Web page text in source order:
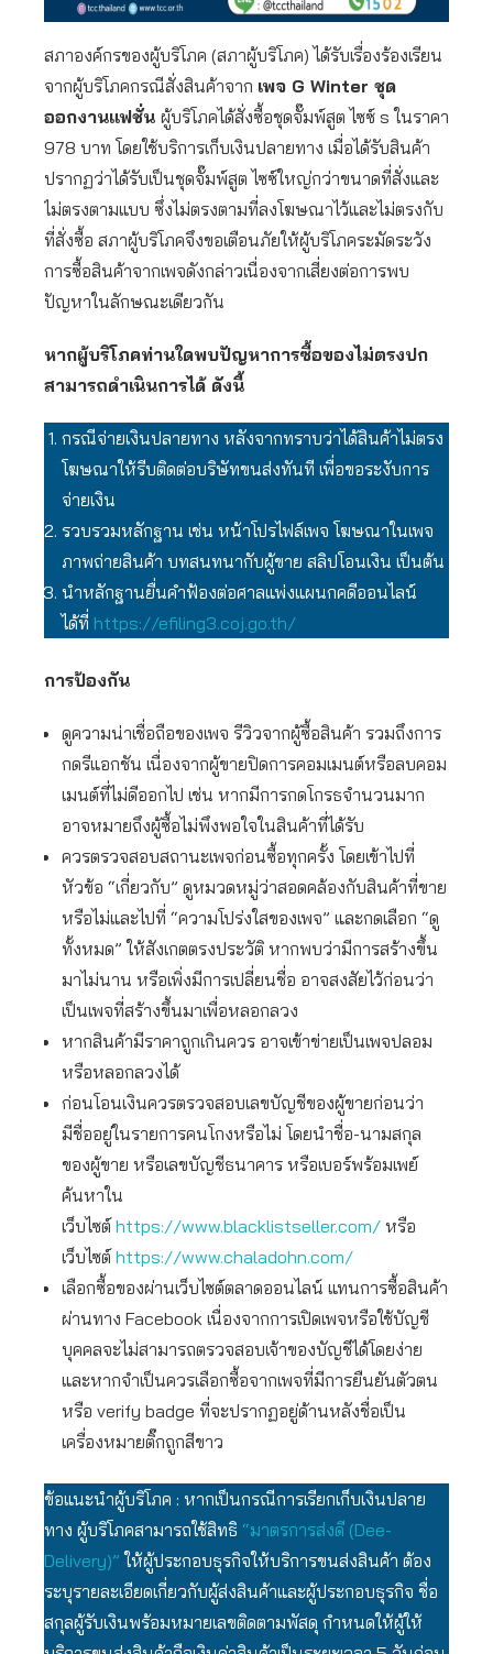
สภาองค์กรของผู้บริโภค (สภาผู้บริโภค) ได้รับเรื่องร้องเรียน
จากผู้บริโภคกรณีสั่งสินค้าจาก เพจ G Winter ชุด
ออกงานแฟชั่น ผู้บริโภคได้สั่งซื้อชุดจั๊มพ์สูต ไซซ์ s ในราคา
978 บาท โดยใช้บริการเก็บเงินปลายทาง เมื่อได้รับสินค้า
ปรากฏว่าได้รับเป็นชุดจั๊มพ์สูต ไซซ์ใหญ่กว่าขนาดที่สั่งและ
ไม่ตรงตามแบบ ซึ่งไม่ตรงตามที่ลงโฆษณาไว้และไม่ตรงกับ
ที่สั่งซื้อ สภาผู้บริโภคจึงขอเตือนภัยให้ผู้บริโภคระมัดระวัง
การซื้อสินค้าจากเพจดังกล่าวเนื่องจากเสี่ยงต่อการพบ
ปัญหาในลักษณะเดียวกัน
หากผู้บริโภคท่านใดพบปัญหาการซื้อของไม่ตรงปก
สามารถดำเนินการได้ ดังนี้
กรณีจ่ายเงินปลายทาง หลังจากทราบว่าได้สินค้าไม่ตรง
โฆษณาให้รีบติดต่อบริษัทขนส่งทันที เพื่อขอระงับการ
จ่ายเงิน
รวบรวมหลักฐาน เช่น หน้าโปรไฟล์เพจ โฆษณาในเพจ
ภาพถ่ายสินค้า บทสนทนากับผู้ขาย สลิปโอนเงิน เป็นต้น
นำหลักฐานยื่นคำฟ้องต่อศาลแพ่งแผนกคดีออนไลน์
ได้ที่ https://efiling3.coj.go.th/
การป้องกัน
ดูความน่าเชื่อถือของเพจ รีวิวจากผู้ซื้อสินค้า รวมถึงการ
กดรีแอกชัน เนื่องจากผู้ขายปิดการคอมเมนต์หรือลบคอม
เมนต์ที่ไม่ดีออกไป เช่น หากมีการกดโกรธจำนวนมาก
อาจหมายถึงผู้ซื้อไม่พึงพอใจในสินค้าที่ได้รับ
ควรตรวจสอบสถานะเพจก่อนซื้อทุกครั้ง โดยเข้าไปที่
หัวข้อ “เกี่ยวกับ” ดูหมวดหมู่ว่าสอดคล้องกับสินค้าที่ขาย
หรือไม่และไปที่ “ความโปร่งใสของเพจ” และกดเลือก “ดู
ทั้งหมด” ให้สังเกตตรงประวัติ หากพบว่ามีการสร้างขึ้น
มาไม่นาน หรือเพิ่งมีการเปลี่ยนชื่อ อาจสงสัยไว้ก่อนว่า
เป็นเพจที่สร้างขึ้นมาเพื่อหลอกลวง
หากสินค้ามีราคาถูกเกินควร อาจเข้าข่ายเป็นเพจปลอม
หรือหลอกลวงได้
ก่อนโอนเงินควรตรวจสอบเลขบัญชีของผู้ขายก่อนว่า
มีชื่ออยู่ในรายการคนโกงหรือไม่ โดยนำชื่อ-นามสกุล
ของผู้ขาย หรือเลขบัญชีธนาคาร หรือเบอร์พร้อมเพย์
ค้นหาใน
เว็บไซต์ https://www.blacklistseller.com/ หรือ
เว็บไซต์ https://www.chaladohn.com/
เลือกซื้อของผ่านเว็บไซต์ตลาดออนไลน์ แทนการซื้อสินค้า
ผ่านทาง Facebook เนื่องจากการเปิดเพจหรือใช้บัญชี
บุคคลจะไม่สามารถตรวจสอบเจ้าของบัญชีได้โดยง่าย
และหากจำเป็นควรเลือกซื้อจากเพจที่มีการยืนยันตัวตน
หรือ verify badge ที่จะปรากฏอยู่ด้านหลังชื่อเป็น
เครื่องหมายติ๊กถูกสีขาว
ข้อแนะนำผู้บริโภค : หากเป็นกรณีการเรียกเก็บเงินปลาย
ทาง ผู้บริโภคสามารถใช้สิทธิ “มาตรการส่งดี (Dee-
Delivery)”ให้ผู้ประกอบธุรกิจให้บริการขนส่งสินค้า ต้อง
ระบุรายละเอียดเกี่ยวกับผู้ส่งสินค้าและผู้ประกอบธุรกิจ ชื่อ
สกุลผู้รับเงินพร้อมหมายเลขติดตามพัสดุ กำหนดให้ผู้ให้